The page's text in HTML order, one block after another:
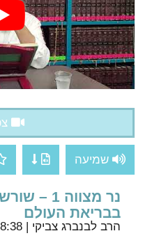
שמיעה
נר מצווה
בבריאת העולם
הרב לבנברג צביקי